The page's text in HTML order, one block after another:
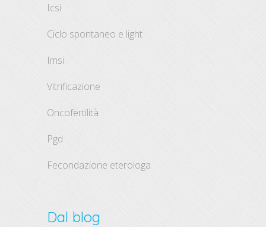
icsi
ciclo spontaneo e light
imsi
vitrificazione
oncofertilità
pgd
fecondazione eterologa
Dal blog